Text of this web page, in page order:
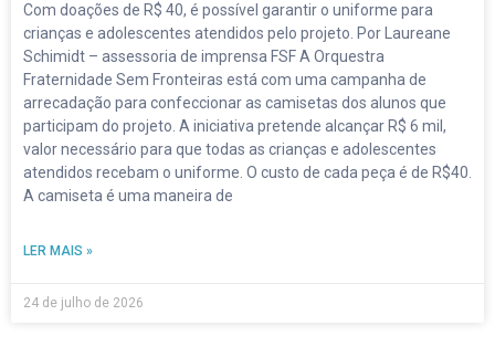
Com doações de R$ 40, é possível garantir o uniforme para
crianças e adolescentes atendidos pelo projeto. Por Laureane
Schimidt – assessoria de imprensa FSF A Orquestra
Fraternidade Sem Fronteiras está com uma campanha de
arrecadação para confeccionar as camisetas dos alunos que
participam do projeto. A iniciativa pretende alcançar R$ 6 mil,
valor necessário para que todas as crianças e adolescentes
atendidos recebam o uniforme. O custo de cada peça é de R$40.
A camiseta é uma maneira de
LER MAIS »
24 de julho de 2026